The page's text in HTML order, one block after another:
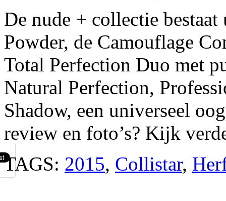
De nude + collectie
Powder, de Camouflage
Total Perfection Duo met
Natural Perfection,
Shadow, een universeel
review en foto’s? Kijk
TAGS: 2015, Collistar,